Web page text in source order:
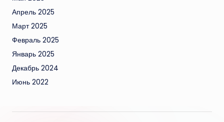
Апрель 2025
Март 2025
Февраль 2025
Январь 2025
Декабрь 2024
Июнь 2022